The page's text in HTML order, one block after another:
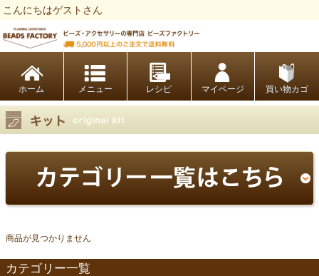
こんにちはゲストさん
ホーム レシピ マイページ 買い物カゴ
商品が見つかりません
カテゴリー一覧